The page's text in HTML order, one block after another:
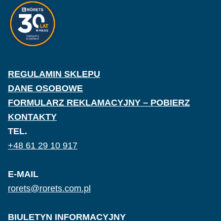
REGULAMIN SKLEPU
DANE OSOBOWE
FORMULARZ REKLAMACYJNY – POBIERZ
KONTAKTY
TEL.
+48 61 29 10 917
E-MAIL
rorets@rorets.com.pl
BIULETYN INFORMACYJNY